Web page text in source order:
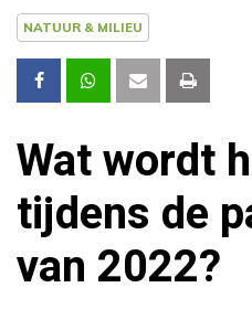
NATUUR & MILIEU
Wat wordt
tijdens de
van 2022?